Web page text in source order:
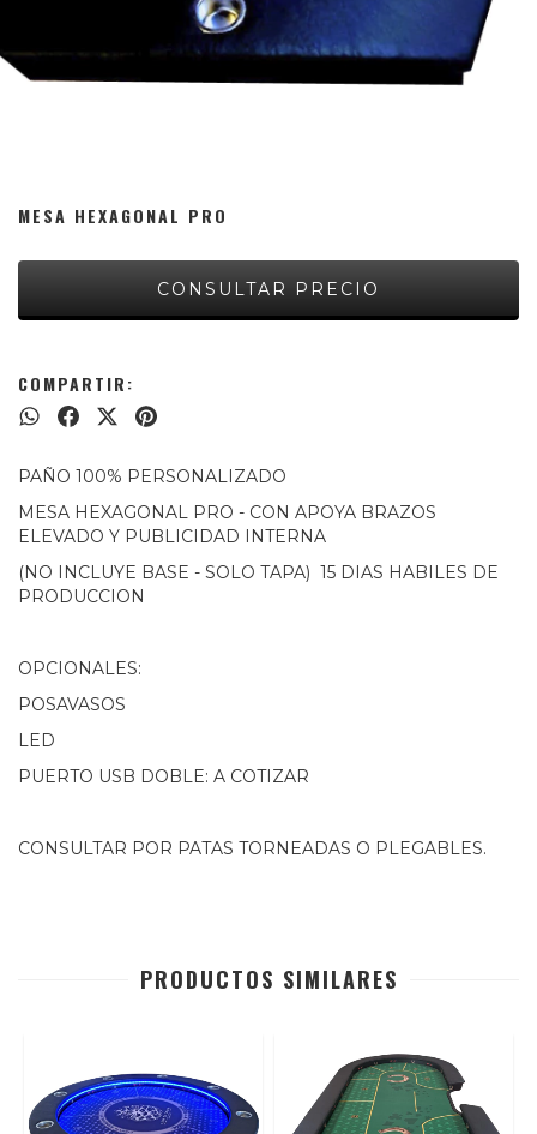
MESA HEXAGONAL PRO
COMPARTIR:
PAÑO 100% PERSONALIZADO
MESA HEXAGONAL PRO - CON APOYA BRAZOS
ELEVADO Y PUBLICIDAD INTERNA
(NO INCLUYE BASE - SOLO TAPA) 15 DIAS HABILES DE
PRODUCCION
OPCIONALES:
POSAVASOS
LED
PUERTO USB DOBLE: A COTIZAR
CONSULTAR POR PATAS TORNEADAS O PLEGABLES.
PRODUCTOS SIMILARES